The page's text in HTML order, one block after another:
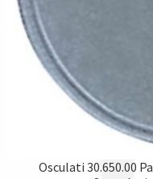
Osculati 30.650.00